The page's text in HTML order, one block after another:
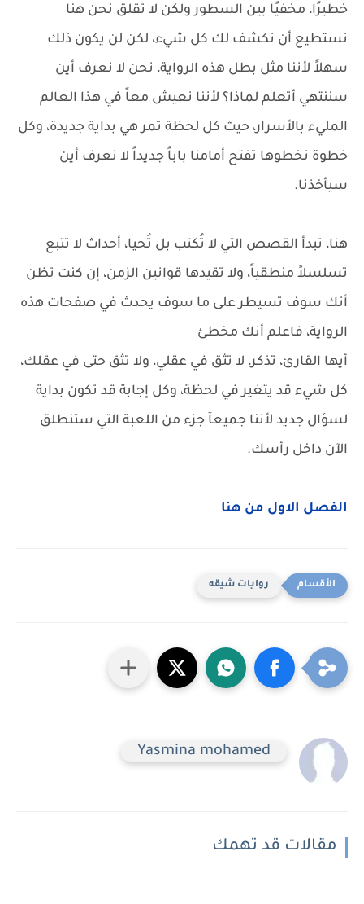
خطيرًا، مخفيًا بين السطور ولكن لا تقلق نحن هنا
نستطيع أن نكشف لك كل شيء، لكن لن يكون ذلك
سهلاً لأننا مثل بطل هذه الرواية، نحن لا نعرف أين
سننتهي أتعلم لماذا؟ لأننا نعيش معاً في هذا العالم
المليء بالأسرار، حيث كل لحظة تمر هي بداية جديدة، وكل
خطوة نخطوها تفتح أمامنا باباً جديداً لا نعرف أين
سيأخذنا.
هنا، تبدأ القصص التي لا تُكتب بل تُحيا، أحداث لا تتبع
تسلسلاً منطقياً، ولا تقيدها قوانين الزمن، إن كنت تظن
أنك سوف تسيطر على ما سوف يحدث في صفحات هذه
الرواية، فاعلم أنك مخطئ
أيها القارئ، تذكر، لا تثق في عقلي، ولا تثق حتى في عقلك،
كل شيء قد يتغير في لحظة، وكل إجابة قد تكون بداية
لسؤال جديد لأننا جميعآ جزء من اللعبة التي ستنطلق
الآن داخل رأسك.
الفصل الاول من هنا
روايات شيقه
Yasmina mohamed
مقالات قد تهمك